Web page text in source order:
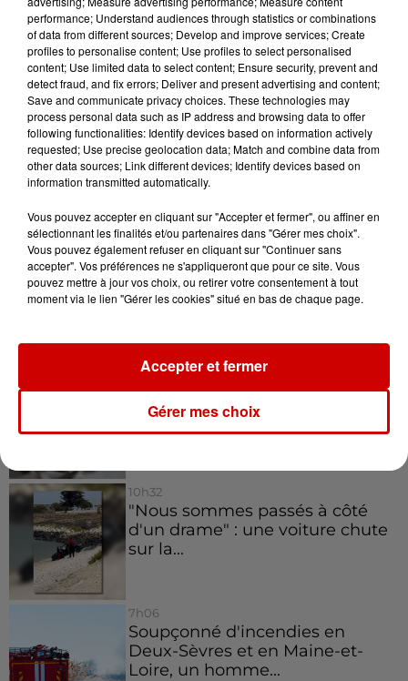
Une expérience médiévale
complète et ludique toute
l’année !
Tarifs :
Du lundi au vendredi : adulte : 16€
/ jeune (13-17 ans) : 13€ /enfant (4-
5€/ enfant (4-12 ans) : 2,50€/ jeune
(13-17 ans) : 4€/ Forfait famille (2
adultes, 2 enfants) : 13€ et
1,50€/enfant supplementaire
11h11
Face aux aboiements de chiens
bruyants, cette commune de
l’Ouest...
10h32
"Nous sommes passés à côté
d'un drame" : une voiture chute
sur la...
7h06
Soupçonné d'incendies en
Deux-Sèvres et en Maine-et-
Loire, un homme...
performance; Understand audiences through statistics or combinations
of data from different sources; Develop and improve services; Create
profiles to personalise content; Use profiles to select personalised
content; Use limited data to select content; Ensure security, prevent and
detect fraud, and fix errors; Deliver and present advertising and content;
Save and communicate privacy choices. These technologies may
process personal data such as IP address and browsing data to offer
following functionalities: Identify devices based on information actively
requested; Use precise geolocation data; Match and combine data from
other data sources; Link different devices; Identify devices based on
information transmitted automatically.
Vous pouvez accepter en cliquant sur "Accepter et fermer", ou affiner en
sélectionnant les finalités et/ou partenaires dans "Gérer mes choix".
Vous pouvez également refuser en cliquant sur "Continuer sans
accepter". Vos préférences ne s'appliqueront que pour ce site. Vous
pouvez mettre à jour vos choix, ou retirer votre consentement à tout
moment via le lien "Gérer les cookies" situé en bas de chaque page.
Gérer mes choix
Accepter et fermer